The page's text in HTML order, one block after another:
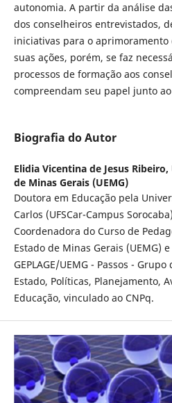
autonomia. A partir da análise
dos conselheiros entrevistados,
iniciativas para o
suas ações, porém, se faz
processos de formação aos
compreendam seu papel junto ao
Biografia do Autor
Elidia Vicentina de Jesus Ribeiro,
de Minas Gerais (UEMG)
Doutora em Educação pela
Carlos (UFSCar-Campus
Coordenadora do Curso de
Estado de Minas Gerais (UEMG)
GEPLAGE/UEMG - Passos -
Estado, Políticas, Planejamento,
Educação, vinculado ao CNPq.